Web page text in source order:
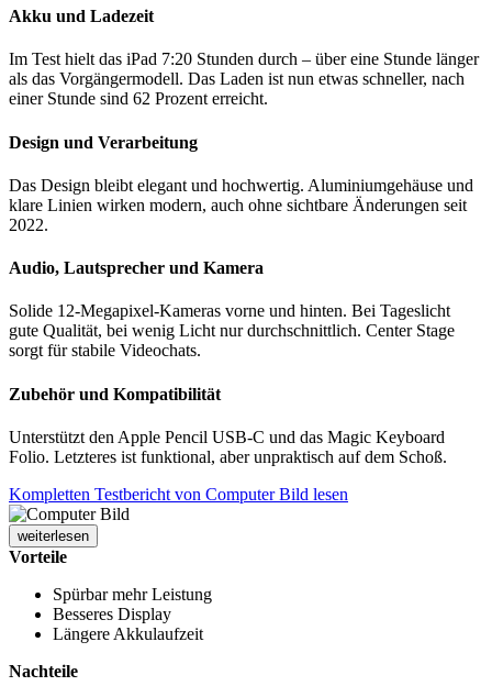
Akku und Ladezeit
Im Test hielt das iPad 7:20 Stunden durch – über eine Stunde länger
als das Vorgängermodell. Das Laden ist nun etwas schneller, nach
einer Stunde sind 62 Prozent erreicht.
Design und Verarbeitung
Das Design bleibt elegant und hochwertig. Aluminiumgehäuse und
klare Linien wirken modern, auch ohne sichtbare Änderungen seit
2022.
Audio, Lautsprecher und Kamera
Solide 12-Megapixel-Kameras vorne und hinten. Bei Tageslicht
gute Qualität, bei wenig Licht nur durchschnittlich. Center Stage
sorgt für stabile Videochats.
Zubehör und Kompatibilität
Unterstützt den Apple Pencil USB-C und das Magic Keyboard
Folio. Letzteres ist funktional, aber unpraktisch auf dem Schoß.
Kompletten Testbericht von Computer Bild lesen
weiterlesen
Vorteile
Spürbar mehr Leistung
Besseres Display
Längere Akkulaufzeit
Nachteile